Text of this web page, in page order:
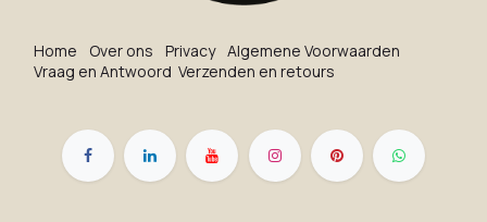
Ho​me O​ve​r on​s Privacy Algemene Voorwaarden
Vraag en Antwoord Verzenden en retours